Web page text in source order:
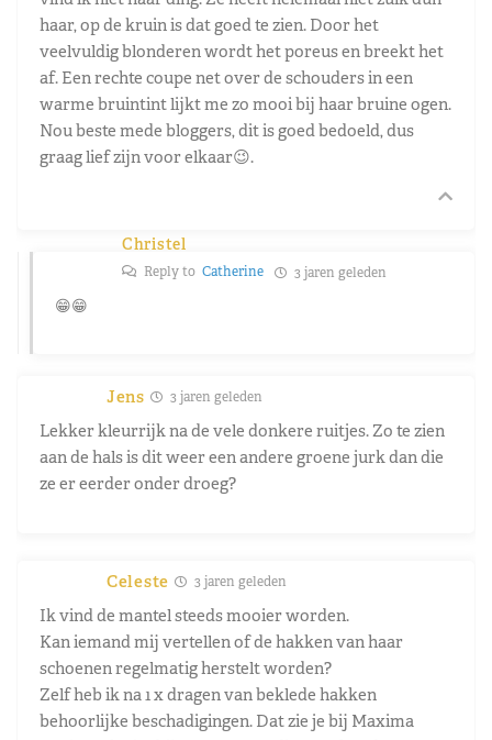
haar, op de kruin is dat goed te zien. Door het
veelvuldig blonderen wordt het poreus en breekt het
af. Een rechte coupe net over de schouders in een
warme bruintint lijkt me zo mooi bij haar bruine ogen.
Nou beste mede bloggers, dit is goed bedoeld, dus
graag lief zijn voor elkaar😉.
Christel
Reply to Catherine 3 jaren geleden
😁😁
Jens 3 jaren geleden
Lekker kleurrijk na de vele donkere ruitjes. Zo te zien
aan de hals is dit weer een andere groene jurk dan die
ze er eerder onder droeg?
Celeste 3 jaren geleden
Ik vind de mantel steeds mooier worden.
Kan iemand mij vertellen of de hakken van haar
schoenen regelmatig herstelt worden?
Zelf heb ik na 1 x dragen van beklede hakken
behoorlijke beschadigingen. Dat zie je bij Maxima